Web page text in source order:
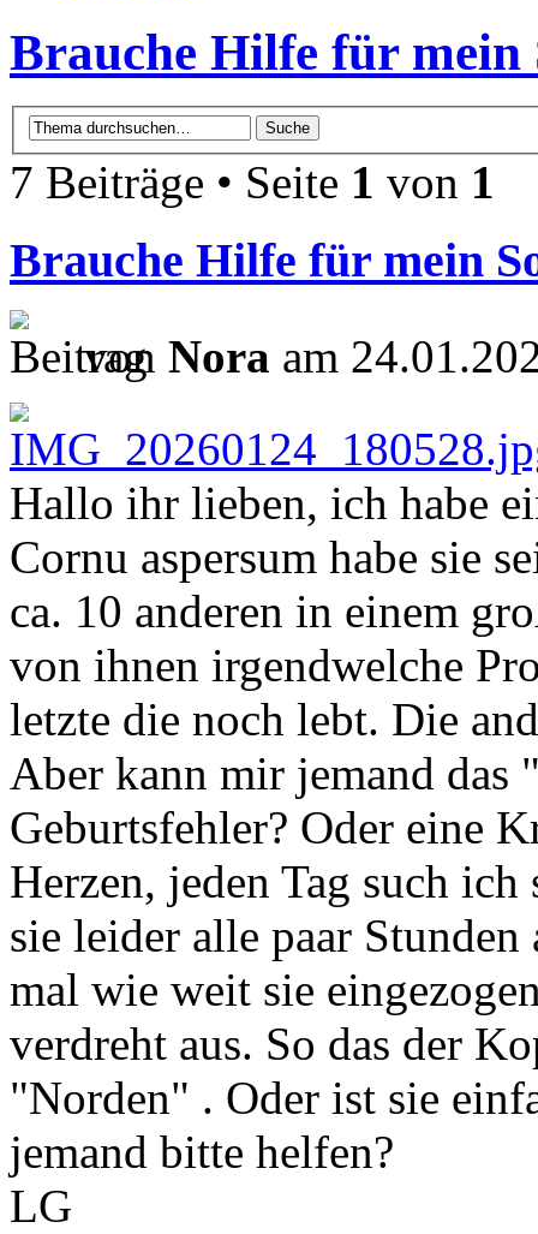
Brauche Hilfe für
7 Beiträge • Seite 1 von 1
Brauche Hilfe für mein
von Nora am
Hallo ihr lieben, ich habe
Cornu aspersum habe sie
ca. 10 anderen in einem
von ihnen irgendwelche
letzte die noch lebt. Die
Aber kann mir jemand das
Geburtsfehler? Oder eine
Herzen, jeden Tag such
sie leider alle paar
mal wie weit sie
verdreht aus. So das der
"Norden" . Oder ist sie
jemand bitte helfen?
LG